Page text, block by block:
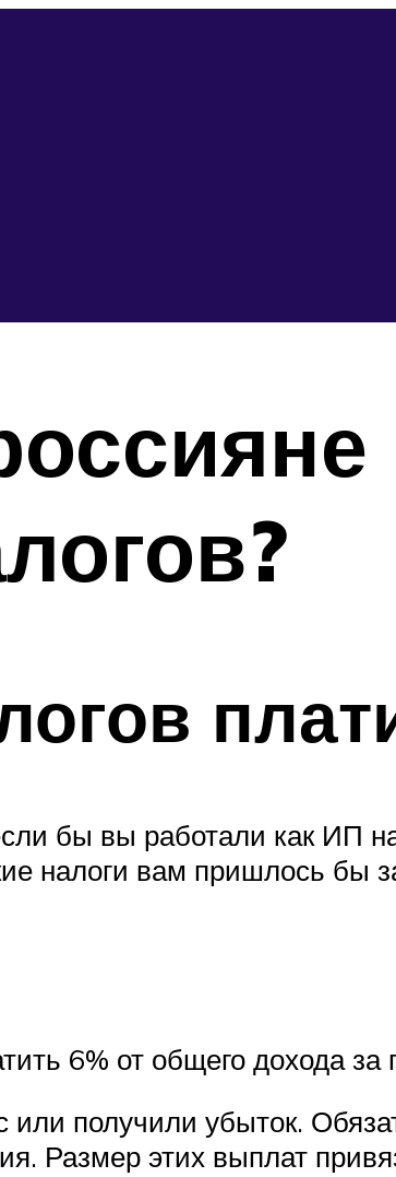
бы вы работали как ИП
налоги вам пришлось бы
6% от общего дохода
получили убыток.
Размер этих выплат